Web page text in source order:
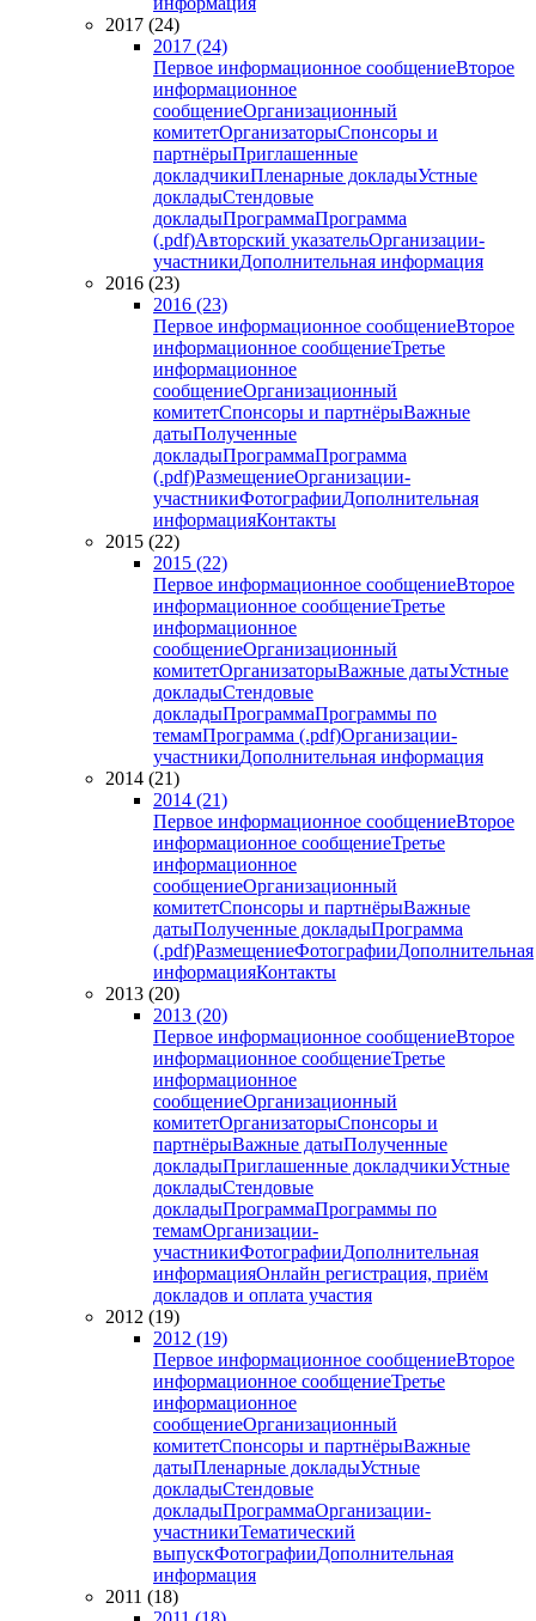
2017 (24)
2017 (24)
Первое информационное сообщениеВторое
информационное
сообщениеОрганизационный
комитетОрганизаторыСпонсоры и
партнёрыПриглашенные
докладчикиПленарные докладыУстные
докладыСтендовые
докладыПрограммаПрограмма
(.pdf)Авторский указательОрганизации-
участникиДополнительная информация
2016 (23)
2016 (23)
Первое информационное сообщениеВторое
информационное сообщениеТретье
информационное
сообщениеОрганизационный
комитетСпонсоры и партнёрыВажные
датыПолученные
докладыПрограммаПрограмма
(.pdf)РазмещениеОрганизации-
участникиФотографииДополнительная
информацияКонтакты
2015 (22)
2015 (22)
Первое информационное сообщениеВторое
информационное сообщениеТретье
информационное
сообщениеОрганизационный
комитетОрганизаторыВажные датыУстные
докладыСтендовые
докладыПрограммаПрограммы по
темамПрограмма (.pdf)Организации-
участникиДополнительная информация
2014 (21)
2014 (21)
Первое информационное сообщениеВторое
информационное сообщениеТретье
информационное
сообщениеОрганизационный
комитетСпонсоры и партнёрыВажные
датыПолученные докладыПрограмма
(.pdf)РазмещениеФотографииДополнительная
информацияКонтакты
2013 (20)
2013 (20)
Первое информационное сообщениеВторое
информационное сообщениеТретье
информационное
сообщениеОрганизационный
комитетОрганизаторыСпонсоры и
партнёрыВажные датыПолученные
докладыПриглашенные докладчикиУстные
докладыСтендовые
докладыПрограммаПрограммы по
темамОрганизации-
участникиФотографииДополнительная
информацияОнлайн регистрация, приём
докладов и оплата участия
2012 (19)
2012 (19)
Первое информационное сообщениеВторое
информационное сообщениеТретье
информационное
сообщениеОрганизационный
комитетСпонсоры и партнёрыВажные
датыПленарные докладыУстные
докладыСтендовые
докладыПрограммаОрганизации-
участникиТематический
выпускФотографииДополнительная
информация
2011 (18)